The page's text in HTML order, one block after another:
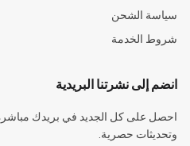
سياسة الشحن
شروط الخدمة
انضم إلى نشرتنا البريدية
احصل على كل الجديد في بريدك
وتحديثات حصرية.